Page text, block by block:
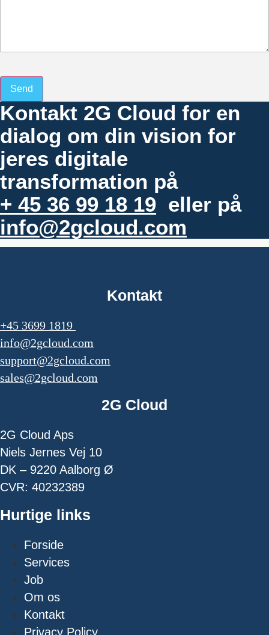
Send
Kontakt 2G Cloud for en
dialog om din vision for
jeres digitale
transformation på
+ 45 36 99 18 19 eller på
info@2gcloud.com
Kontakt
+45 3699 1819
info@2gcloud.com
support@2gcloud.com
sales@2gcloud.com
2G Cloud
2G Cloud Aps
Niels Jernes Vej 10
DK – 9220 Aalborg Ø
CVR: 40232389
Hurtige links
Forside
Services
Job
Om os
Kontakt
Privacy Policy